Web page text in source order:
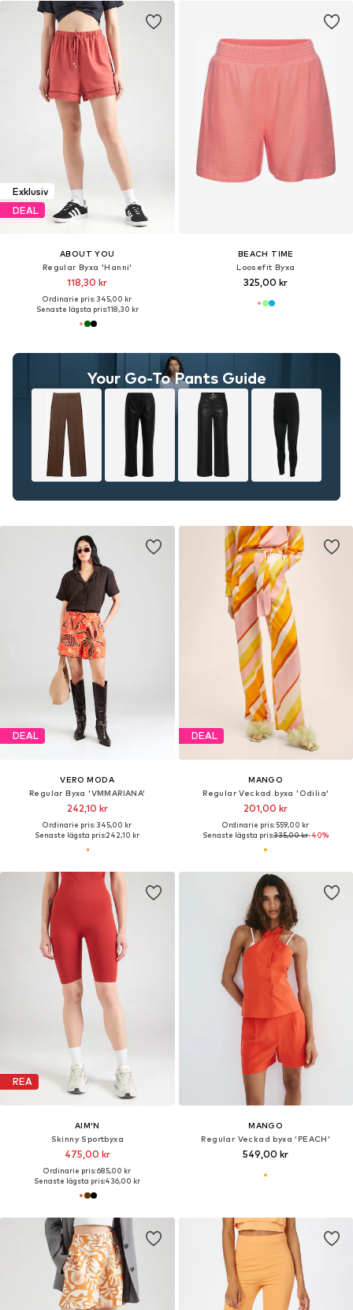
Exklusiv
DEAL
ABOUT YOU
Regular Byxa 'Hanni'
118,30 kr
Ordinarie pris: 345,00 kr
Senaste lägsta pris:118,30 kr
Your Go-To Pants Guide
BEACH TIME
Loosefit Byxa
325,00 kr
DEAL
VERO MODA
Regular Byxa 'VMMARIANA'
242,10 kr
Ordinarie pris: 345,00 kr
Senaste lägsta pris:242,10 kr
DEAL
MANGO
Regular Veckad byxa 'Odilia'
201,00 kr
Ordinarie pris: 559,00 kr
Senaste lägsta pris:335,00 kr-40%
REA
AIM'N
Skinny Sportbyxa
475,00 kr
Ordinarie pris: 685,00 kr
Senaste lägsta pris:436,00 kr
MANGO
Regular Veckad byxa 'PEACH'
549,00 kr